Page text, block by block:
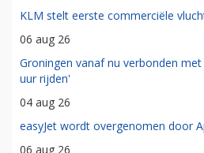
KLM stelt eerste commerciële
06 aug 26
Groningen vanaf nu verbonden
uur rijden'
04 aug 26
easyJet wordt overgenomen door
06 aug 26